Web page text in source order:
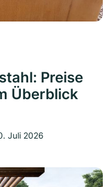
Preise
Überblick
Juli 2026